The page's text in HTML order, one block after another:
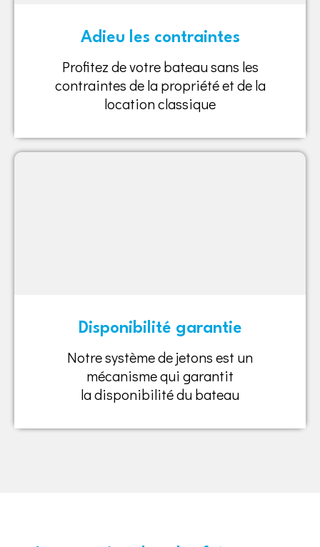
Adieu les contraintes
Profitez de votre bateau sans les
contraintes de la propriété et de la
location classique
Disponibilité garantie
Notre système de jetons est un
mécanisme qui garantit
la disponibilité du bateau